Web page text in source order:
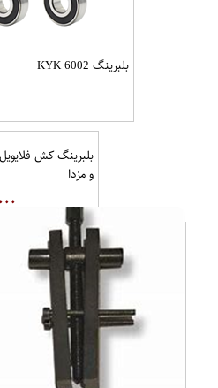
بلبرینگ 6002 KYK
بلبرینگ کش فلایویل
و مزدا